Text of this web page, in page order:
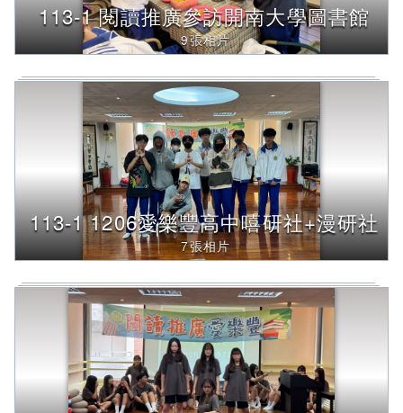
113-1 閱讀推廣參訪開南大學圖書館
9張相片
113-1 1206愛樂豐高中嘻研社+漫研社
7張相片